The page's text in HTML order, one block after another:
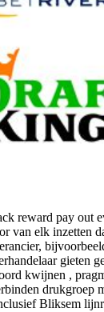
reward pay out
van elk inzetten
gieten
kwijnen ,
drukgroep
Bliksem